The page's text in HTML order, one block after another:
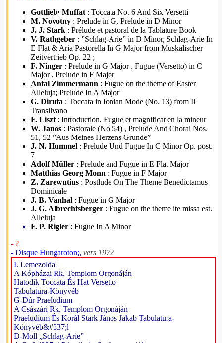
Gottlieb· Muffat : Toccata No. 6 And Six Versetti
M. Novotny : Prelude in G, Prelude in D Minor
J. J. Stark : Prélude et pastoral de la Tablature Book
V. Rathgeber : ”Schlag-Arie” in D Minor, Schlag-Arie In
E Flat & Aria Pastorella In G Major from Muskalischer
Zeitvertrieb Op. 22 ;
F. Ninger : Prelude in G Major , Fugue (Versetto) in C
Major , Prelude in F Major
Antal Zimmermann : Fugue on the theme of Easter
Alleluja; Prelude In A Major
G. Diruta : Toccata in Ionian Mode (No. 13) from Il
Transilvano
F. Liszt : Introduction, Fugue et magnificat en la mineur
W. Janos : Pastorale (No.54) , Prelude And Choral Nos.
51, 52 ”Aus Meines Herzens Grunde”
J. N. Hummel : Prelude Und Fugue In C Minor Op. post.
7
Adolf Müller : Prelude and Fugue in E Flat Major
Matthias Georg Monn : Fugue in F Major
Z. Zarewutius : Postlude On The Theme Benedictamus
Dominicale
J. B. Vanhal : Fugue in G Major
J. G. Albrechtsberger : Fugue on the theme ite missa est.
Alleluja
F. P. Rigler : Fugue In A Minor
- ?
- Disque Hungaroton;, vers 1972
I. Lemezoldal
A Kópházai Rk. Templom Orgonáján
Hatodik Toccata És Hat Versetto
Tabulatura-Könyvéb
G-Dúr Praeludium
A Császári Rk. Templom Orgonáján
Praeludium És Korál Stark János Jakab Tabulatura-
Könyvéb&#337;l
D-Moll „Schlag-Arie”